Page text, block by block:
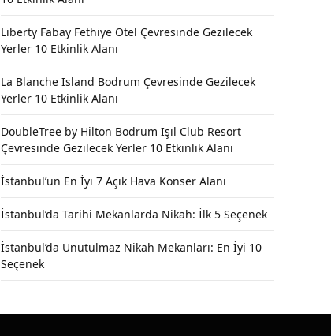
Liberty Fabay Fethiye Otel Çevresinde Gezilecek
Yerler 10 Etkinlik Alanı
La Blanche Island Bodrum Çevresinde Gezilecek
Yerler 10 Etkinlik Alanı
DoubleTree by Hilton Bodrum Işıl Club Resort
Çevresinde Gezilecek Yerler 10 Etkinlik Alanı
İstanbul’un En İyi 7 Açık Hava Konser Alanı
İstanbul’da Tarihi Mekanlarda Nikah: İlk 5 Seçenek
İstanbul’da Unutulmaz Nikah Mekanları: En İyi 10
Seçenek